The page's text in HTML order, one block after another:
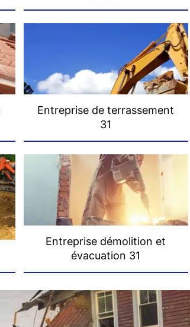
Entreprise de terrassement
31
Entreprise démolition et
évacuation 31